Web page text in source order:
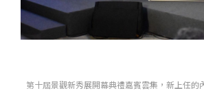
第十屆景觀新秀展開幕典禮嘉賓雲集，新上任的